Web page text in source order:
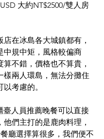
大約NT$2500/雙人房
店在冰島各大城鎮都有，
中規中矩，風格較偏商
算不錯，價格也不算貴，
樣兩人環島，無法分攤住
考慮的。
臺人員推薦晚餐可以直接
他們主打的是鹿肉料理，
廳選擇算很多，我們便不